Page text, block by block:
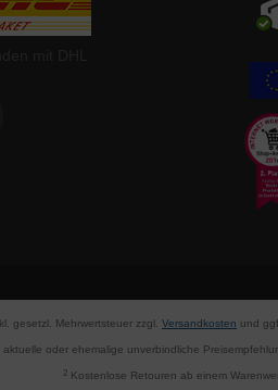
gesetzl. Mehrwertsteuer zzgl. Versandkosten und
aktuelle oder ehemalige unverbindliche
2Kostenlose Retouren ab einem